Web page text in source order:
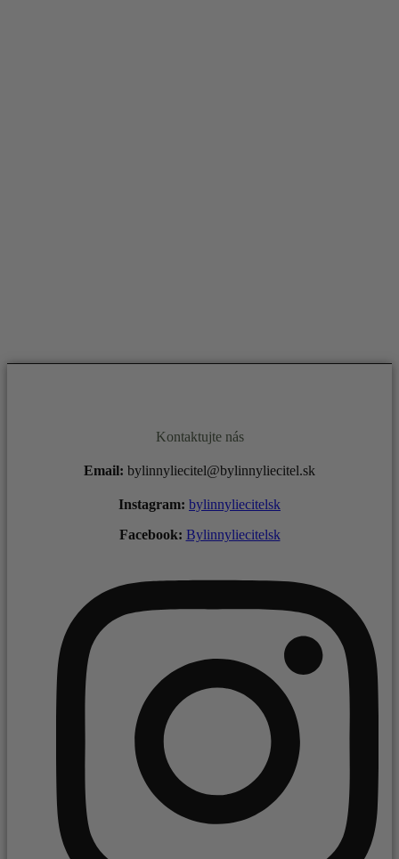
Kontaktujte nás
Email: bylinnyliecitel@bylinnyliecitel.sk
Instagram: bylinnyliecitelsk
Facebook: Bylinnyliecitelsk